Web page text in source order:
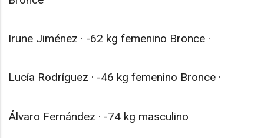
Irune Jiménez · -62 kg femenino Bronce ·
Lucía Rodríguez · -46 kg femenino Bronce ·
Álvaro Fernández · -74 kg masculino